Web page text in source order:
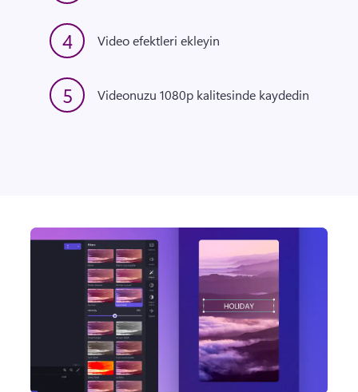
4 Video efektleri ekleyin
5 Videonuzu 1080p kalitesinde kaydedin